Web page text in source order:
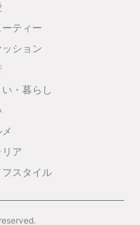
ーティー
ッション
・暮らし
ア
フスタイル